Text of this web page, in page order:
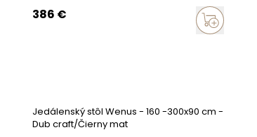
386 €
Jedálenský stôl Wenus - 160 -300x90 cm -
Dub craft/Čierny mat